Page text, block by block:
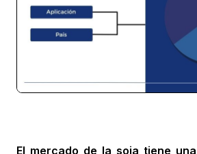
El mercado de la soja tiene